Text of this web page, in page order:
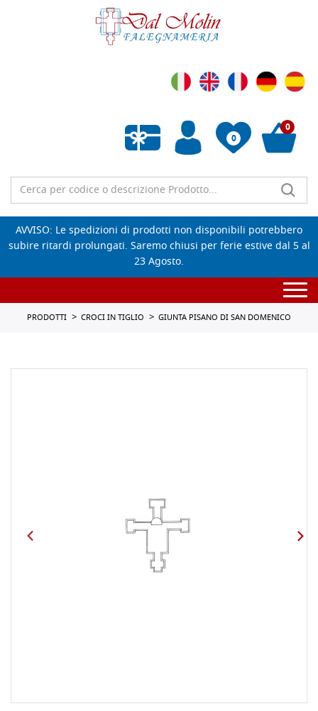
0
Wishlist vuota
0
AVVISO: Le spedizioni di prodotti non disponibili potrebbero
subire ritardi prolungati. Saremo chiusi per ferie estive dal 5 al
23 Agosto.
PRODOTTI CROCI IN TIGLIO GIUNTA PISANO DI SAN DOMENICO